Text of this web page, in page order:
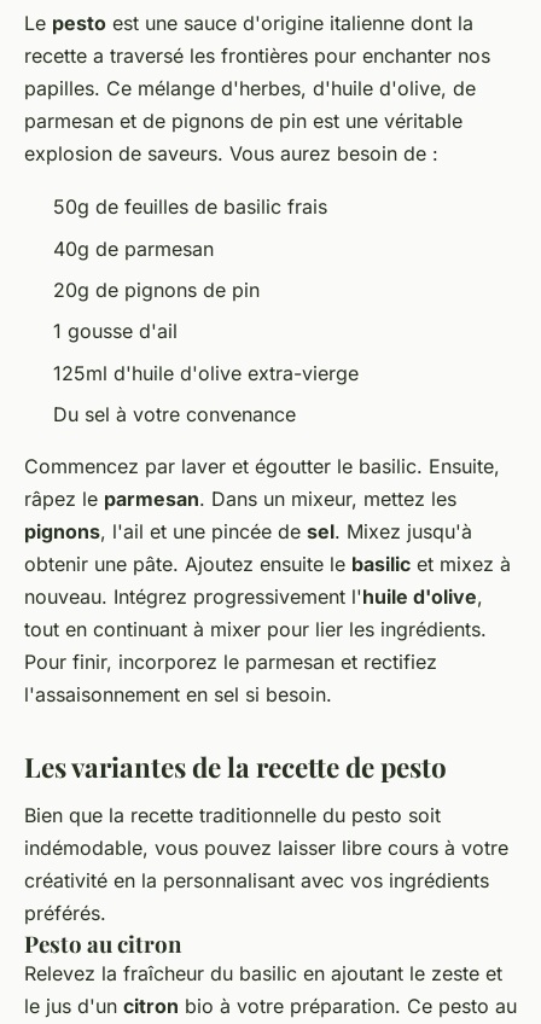
Le pesto est une sauce d'origine italienne dont la
recette a traversé les frontières pour enchanter nos
papilles. Ce mélange d'herbes, d'huile d'olive, de
parmesan et de pignons de pin est une véritable
explosion de saveurs. Vous aurez besoin de :
50g de feuilles de basilic frais
40g de parmesan
20g de pignons de pin
1 gousse d'ail
125ml d'huile d'olive extra-vierge
Du sel à votre convenance
Commencez par laver et égoutter le basilic. Ensuite,
râpez le parmesan. Dans un mixeur, mettez les
pignons, l'ail et une pincée de sel. Mixez jusqu'à
obtenir une pâte. Ajoutez ensuite le basilic et mixez à
nouveau. Intégrez progressivement l'huile d'olive,
tout en continuant à mixer pour lier les ingrédients.
Pour finir, incorporez le parmesan et rectifiez
l'assaisonnement en sel si besoin.
Les variantes de la recette de pesto
Bien que la recette traditionnelle du pesto soit
indémodable, vous pouvez laisser libre cours à votre
créativité en la personnalisant avec vos ingrédients
préférés.
Pesto au citron
Relevez la fraîcheur du basilic en ajoutant le zeste et
le jus d'un citron bio à votre préparation. Ce pesto au